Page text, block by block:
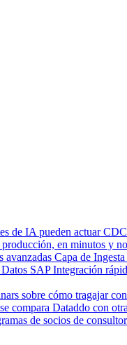
de IA pueden actuar
en minutos y
avanzadas Capa de
SAP Integración
sobre cómo tragajar
compara Dataddo con
de socios de